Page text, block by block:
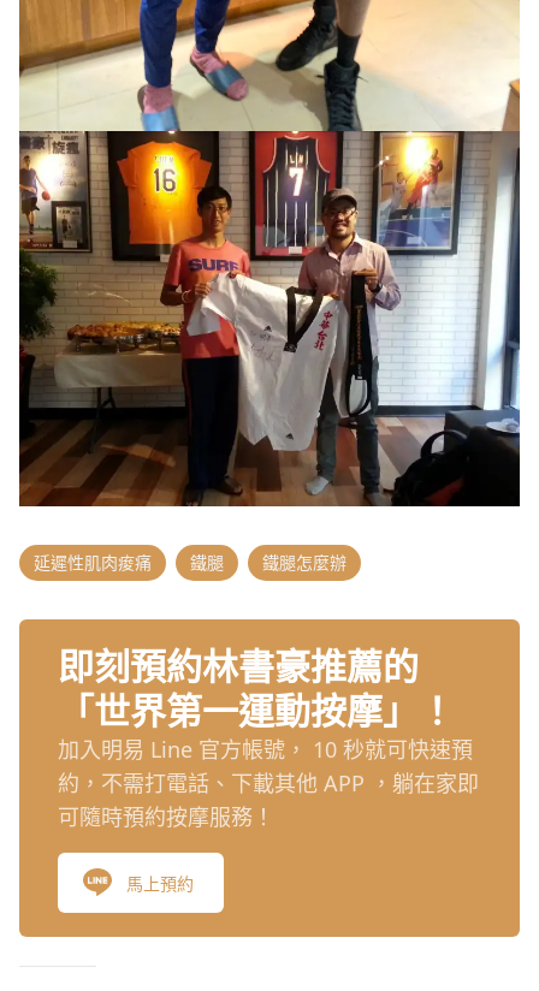
延遲性肌肉痠痛 鐵腿 鐵腿怎麼辦
即刻預約林書豪推薦的
「世界第一運動按摩」！
加入明易 Line 官方帳號， 10 秒就可快速預
約，不需打電話、下載其他 APP ，躺在家即
可隨時預約按摩服務！
馬上預約